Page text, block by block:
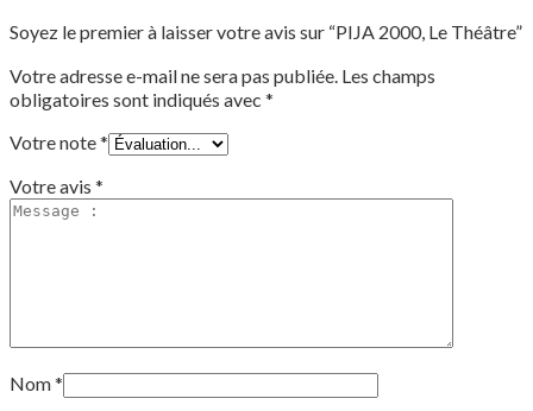
Soyez le premier à laisser votre avis sur “PIJA 2000, Le Théâtre”
Votre adresse e-mail ne sera pas publiée. Les champs
obligatoires sont indiqués avec *
Votre note*
Votre avis *
Nom*